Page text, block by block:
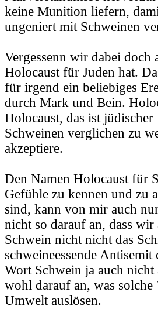
keine Munition liefern,
ungeniert mit Schweinen
Vergessenn wir dabei doch
Holocaust für Juden hat.
für irgend ein beliebiges
durch Mark und Bein.
Holocaust, das ist
Schweinen verglichen zu
akzeptiere.
Den Namen Holocaust für
Gefühle zu kennen und zu
sind, kann von mir auch
nicht so darauf an, dass
Schwein nicht nicht das
schweineessende
Wort Schwein ja auch
wohl darauf an, was
Umwelt auslösen.